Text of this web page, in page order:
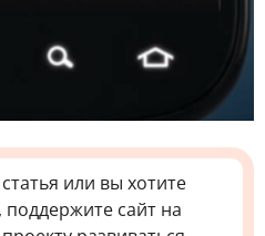
или вы хотите
поддержите сайт на